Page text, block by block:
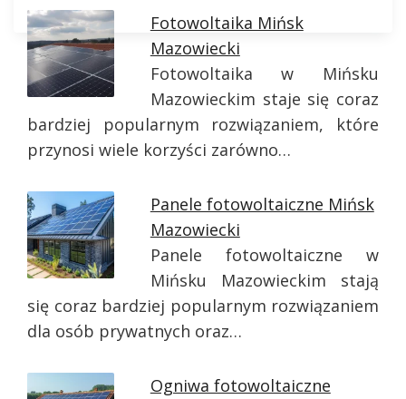
Fotowoltaika Mińsk
Mazowiecki
Fotowoltaika w Mińsku
Mazowieckim staje się coraz
bardziej popularnym rozwiązaniem, które
przynosi wiele korzyści zarówno…
Panele fotowoltaiczne Mińsk
Mazowiecki
Panele fotowoltaiczne w
Mińsku Mazowieckim stają
się coraz bardziej popularnym rozwiązaniem
dla osób prywatnych oraz…
Ogniwa fotowoltaiczne